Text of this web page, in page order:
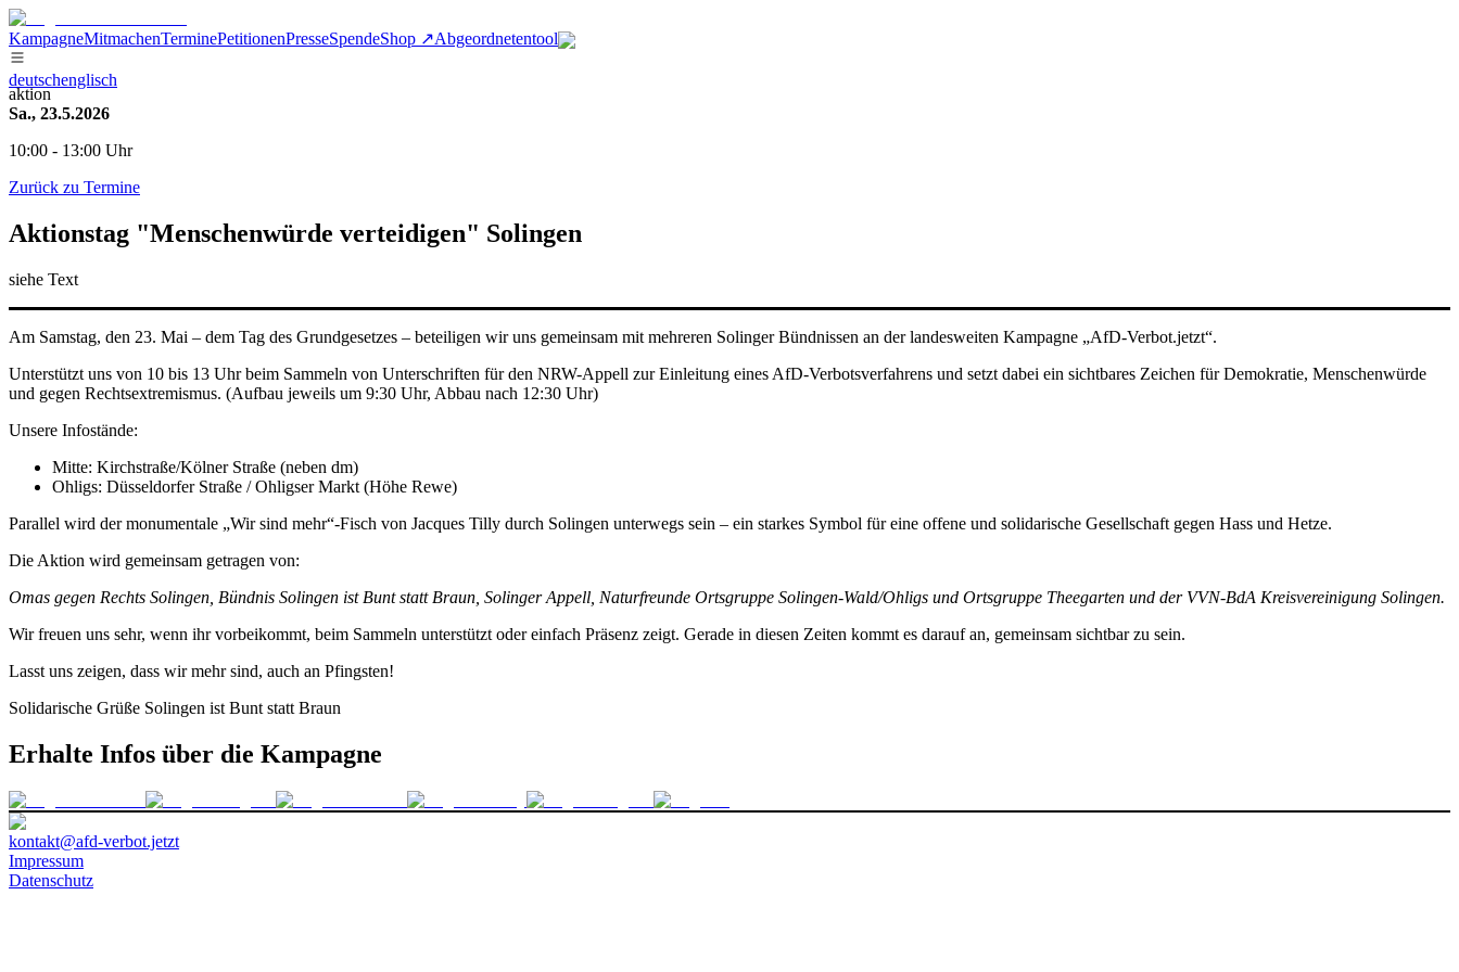
KampagneMitmachenTerminePetitionenPresseSpendeShop ↗Abgeordnetentool
deutschenglisch
aktion
Sa., 23.5.2026
10:00 - 13:00 Uhr
Zurück zu Termine
Aktionstag "Menschenwürde verteidigen" Solingen
siehe Text
Am Samstag, den 23. Mai – dem Tag des Grundgesetzes – beteiligen wir uns gemeinsam mit mehreren Solinger Bündnissen an der landesweiten Kampagne „AfD-Verbot.jetzt“.
Unterstützt uns von 10 bis 13 Uhr beim Sammeln von Unterschriften für den NRW-Appell zur Einleitung eines AfD-Verbotsverfahrens und setzt dabei ein sichtbares Zeichen für Demokratie, Menschenwürde
und gegen Rechtsextremismus. (Aufbau jeweils um 9:30 Uhr, Abbau nach 12:30 Uhr)
Unsere Infostände:
Mitte: Kirchstraße/Kölner Straße (neben dm)
Ohligs: Düsseldorfer Straße / Ohligser Markt (Höhe Rewe)
Parallel wird der monumentale „Wir sind mehr“-Fisch von Jacques Tilly durch Solingen unterwegs sein – ein starkes Symbol für eine offene und solidarische Gesellschaft gegen Hass und Hetze.
Die Aktion wird gemeinsam getragen von:
Omas gegen Rechts Solingen, Bündnis Solingen ist Bunt statt Braun, Solinger Appell, Naturfreunde Ortsgruppe Solingen-Wald/Ohligs und Ortsgruppe Theegarten und der VVN-BdA Kreisvereinigung Solingen.
Wir freuen uns sehr, wenn ihr vorbeikommt, beim Sammeln unterstützt oder einfach Präsenz zeigt. Gerade in diesen Zeiten kommt es darauf an, gemeinsam sichtbar zu sein.
Lasst uns zeigen, dass wir mehr sind, auch an Pfingsten!
Solidarische Grüße Solingen ist Bunt statt Braun
Erhalte Infos über die Kampagne
kontakt@afd-verbot.jetzt
Impressum
Datenschutz